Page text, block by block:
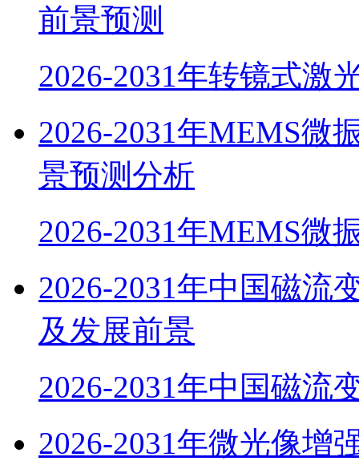
前景预测
2026-2031年转镜式激
2026-2031年MEMS微
景预测分析
2026-2031年MEMS微
2026-2031年中国磁流
及发展前景
2026-2031年中国磁流
2026-2031年微光像增